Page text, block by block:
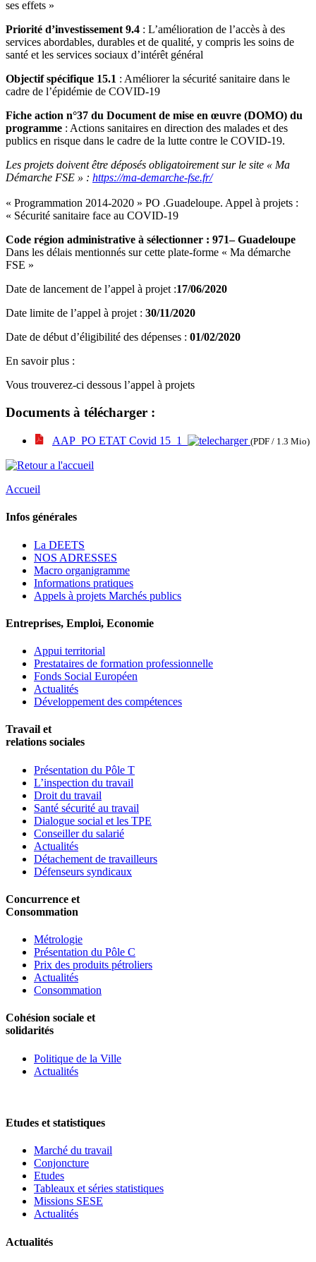
ses effets »
Priorité d’investissement 9.4 : L’amélioration de l’accès à des
services abordables, durables et de qualité, y compris les soins de
santé et les services sociaux d’intérêt général
Objectif spécifique 15.1 : Améliorer la sécurité sanitaire dans le
cadre de l’épidémie de COVID-19
Fiche action n°37 du Document de mise en œuvre (DOMO) du
programme : Actions sanitaires en direction des malades et des
publics en risque dans le cadre de la lutte contre le COVID-19.
Les projets doivent être déposés obligatoirement sur le site « Ma
Démarche FSE » : https://ma-demarche-fse.fr/
« Programmation 2014-2020 » PO .Guadeloupe. Appel à projets :
« Sécurité sanitaire face au COVID-19
Code région administrative à sélectionner : 971– Guadeloupe
Dans les délais mentionnés sur cette plate-forme « Ma démarche
FSE »
Date de lancement de l’appel à projet :17/06/2020
Date limite de l’appel à projet : 30/11/2020
Date de début d’éligibilité des dépenses : 01/02/2020
En savoir plus :
Vous trouverez-ci dessous l’appel à projets
Documents à télécharger :
AAP_PO ETAT Covid 15_1 (PDF / 1.3 Mio)
Accueil
Infos générales
La DEETS
NOS ADRESSES
Macro organigramme
Informations pratiques
Appels à projets Marchés publics
Entreprises, Emploi, Economie
Appui territorial
Prestataires de formation professionnelle
Fonds Social Européen
Actualités
Développement des compétences
Travail et
relations sociales
Présentation du Pôle T
L’inspection du travail
Droit du travail
Santé sécurité au travail
Dialogue social et les TPE
Conseiller du salarié
Actualités
Détachement de travailleurs
Défenseurs syndicaux
Concurrence et
Consommation
Métrologie
Présentation du Pôle C
Prix des produits pétroliers
Actualités
Consommation
Cohésion sociale et
solidarités
Politique de la Ville
Actualités
Etudes et statistiques
Marché du travail
Conjoncture
Etudes
Tableaux et séries statistiques
Missions SESE
Actualités
Actualités